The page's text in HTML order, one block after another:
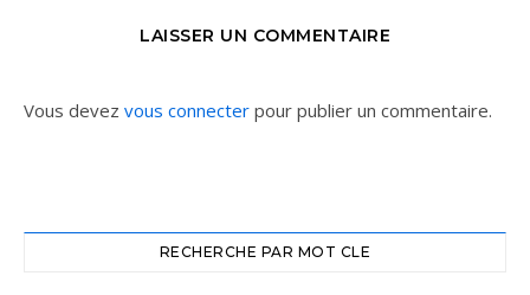
LAISSER UN COMMENTAIRE
Vous devez vous connecter pour publier un commentaire.
RECHERCHE PAR MOT CLE